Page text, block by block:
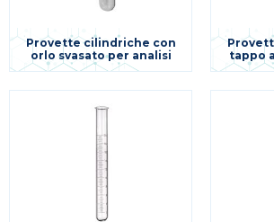
Provette cilindriche con
orlo svasato per analisi
tappo